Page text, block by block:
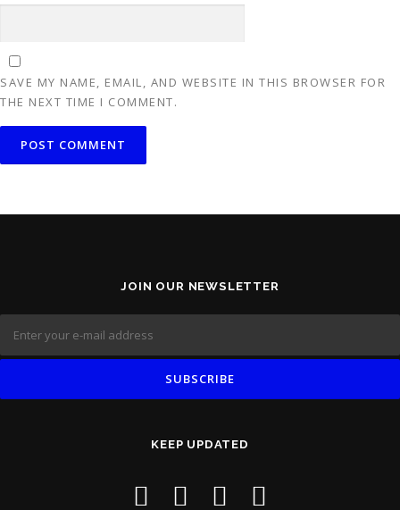
SAVE MY NAME, EMAIL, AND WEBSITE IN THIS BROWSER FOR
THE NEXT TIME I COMMENT.
JOIN OUR NEWSLETTER
KEEP UPDATED